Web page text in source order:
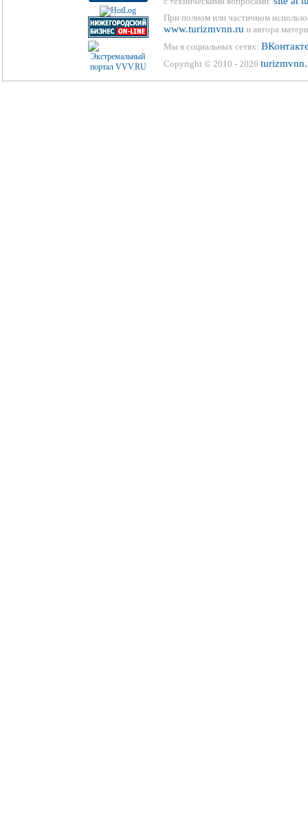
При полном или частичном
www.turizmvnn.ru и автора
Мы в социальных сетях:
Copyright © 2010 - 2026